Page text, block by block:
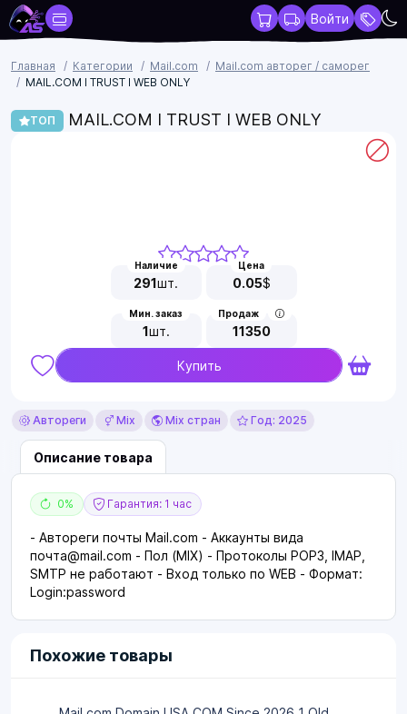
Войти
Главная Категории Mail.com
Mail.com авторег / саморег
MAIL.COM I TRUST I WEB ONLY
ТОП MAIL.COM I TRUST I WEB ONLY
Наличие
291шт.
Цена
0.05$
Мин. заказ
1шт.
Продаж
11350
Купить
Автореги Mix Mix стран Год: 2025
Описание товара
0% Гарантия: 1 час
- Автореги почты Mail.com - Аккаунты вида
почта@mail.com - Пол (MIX) - Протоколы POP3, IMAP,
SMTP не работают - Вход только по WEB - Формат:
Login:password
Похожие товары